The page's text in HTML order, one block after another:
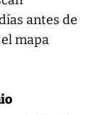
antes de
mapa